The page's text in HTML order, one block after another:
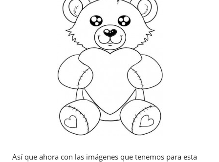
Así que ahora con las imágenes que tenemos para esta